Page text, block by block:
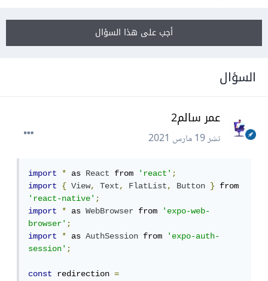
أجب على هذا السؤال
السؤال
عمر سالم2
نشر19 مارس 2021
import * as React from 'react';
import
{ View, Text, FlatList, Button }
'react-native';
import
* as WebBrowser from 'expo-web-
browser';
import
* as AuthSession from 'expo-auth-
session';
const redirection =